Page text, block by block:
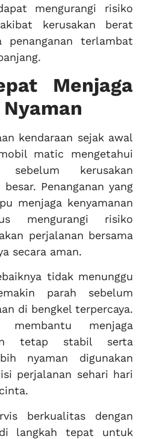
mengurangi risiko
kerusakan berat
penanganan terlambat
Menjaga
kendaraan sejak awal
matic mengetahui
kerusakan
Penanganan yang
menjaga kenyamanan
mengurangi risiko
perjalanan bersama
secara aman.
tidak menunggu
parah sebelum
di bengkel terpercaya.
membantu menjaga
tetap stabil serta
nyaman digunakan
perjalanan sehari hari
berkualitas dengan
langkah tepat untuk